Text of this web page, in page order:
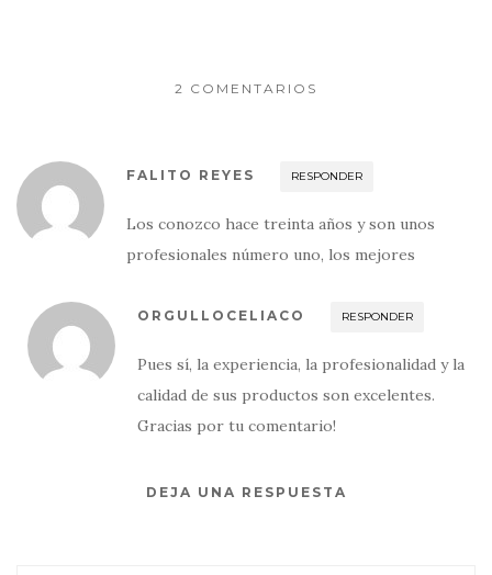
2 COMENTARIOS
FALITO REYES RESPONDER
Los conozco hace treinta años y son unos
profesionales número uno, los mejores
ORGULLOCELIACO RESPONDER
Pues sí, la experiencia, la profesionalidad y la
calidad de sus productos son excelentes.
Gracias por tu comentario!
DEJA UNA RESPUESTA